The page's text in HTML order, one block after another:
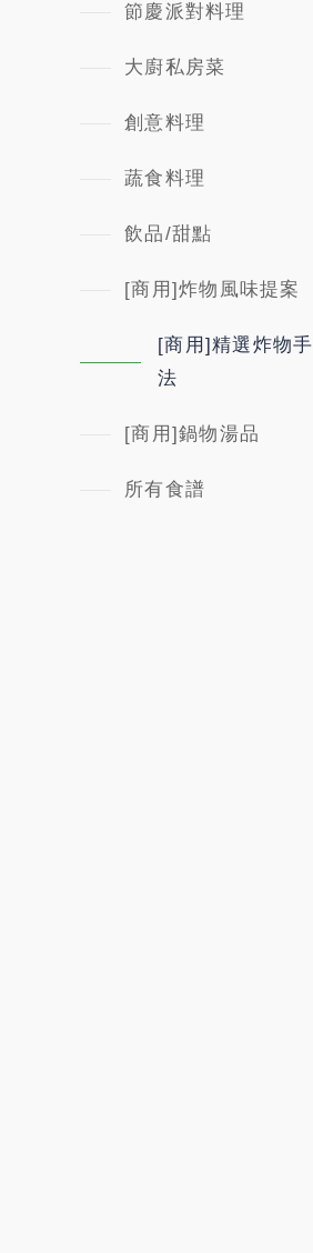
節慶派對料理
大廚私房菜
創意料理
蔬食料理
飲品/甜點
[商用]炸物風味提案
[商用]精選炸物手
法
[商用]鍋物湯品
所有食譜